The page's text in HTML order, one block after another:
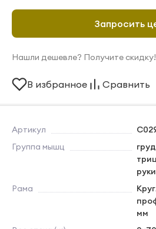
Артикул
Группа мышц
Рама
мм
Запросить
Нашли дешевле? Получите скидку!
В избранное Сравнить